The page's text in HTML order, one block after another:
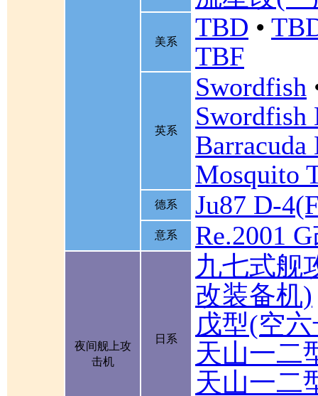
美系 TBD •
TBF
英系
Swordfish
Mosquito
德系 Ju87 D-
意系 Re.2001
夜间舰上攻
击机
日系
九七式舰
改装备机)
戊型(空
天山一二
天山一二